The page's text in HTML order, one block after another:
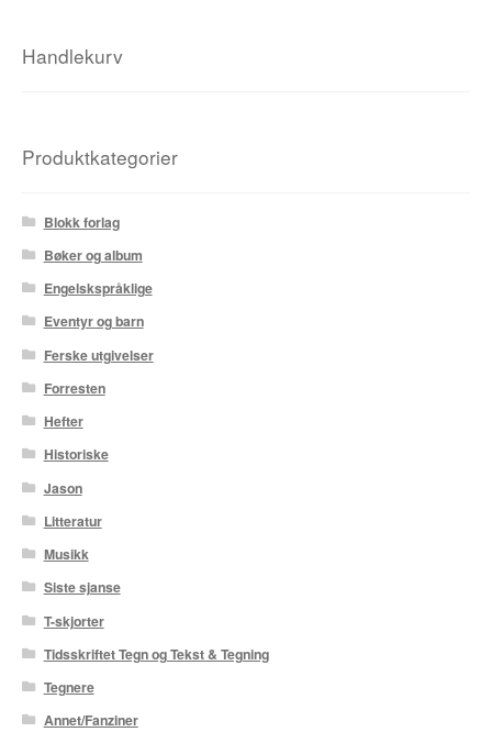
Ida Neverdahl
Jason
Jens K Styve
Jim Woodring
Karstein Volle
Kirjan Waage
Kristian Hammerstad
Lars Aurtande
Handlekurv
Produktkategorier
Blokk forlag
Bøker og album
Engelskspråklige
Eventyr og barn
Ferske utgivelser
Forresten
Hefter
Historiske
Jason
Litteratur
Musikk
Siste sjanse
T-skjorter
Tidsskriftet Tegn og Tekst & Tegning
Tegnere
Annet/Fanziner